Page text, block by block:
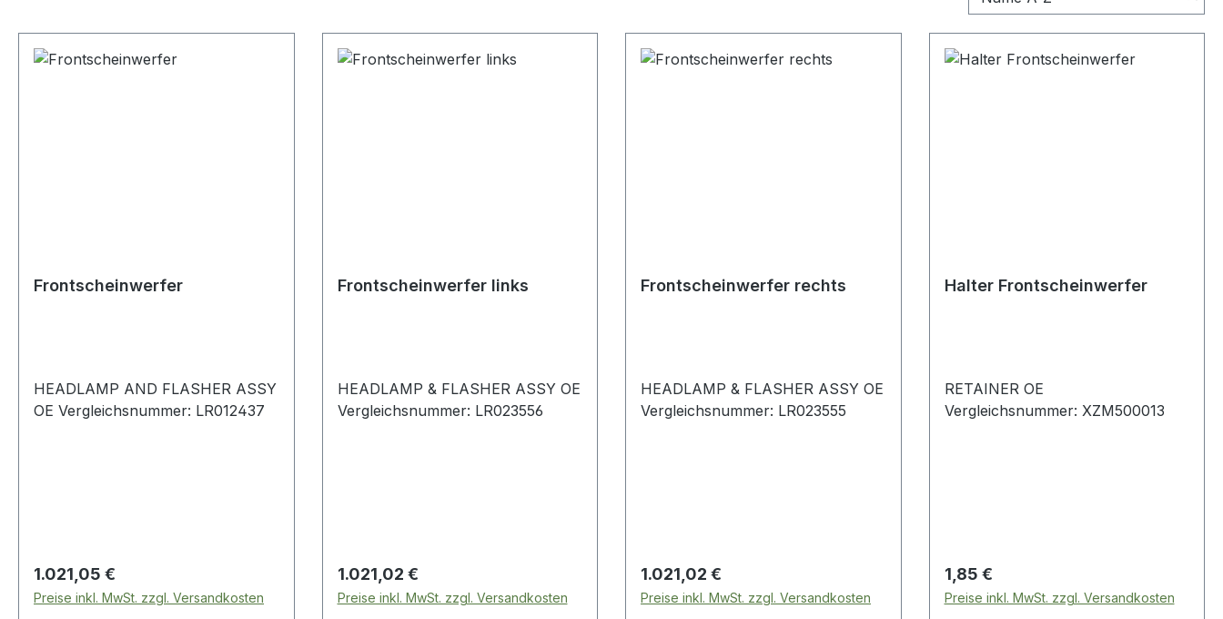
Frontscheinwerfer
HEADLAMP AND FLASHER ASSY
OE Vergleichsnummer: LR012437
Regulärer Preis:
1.021,05 €
Preise inkl. MwSt. zzgl. Versandkosten
Frontscheinwerfer links
HEADLAMP & FLASHER ASSY OE
Vergleichsnummer: LR023556
Regulärer Preis:
1.021,02 €
Preise inkl. MwSt. zzgl. Versandkosten
Frontscheinwerfer rechts
HEADLAMP & FLASHER ASSY OE
Vergleichsnummer: LR023555
Regulärer Preis:
1.021,02 €
Preise inkl. MwSt. zzgl. Versandkosten
Halter Frontscheinwerfer
RETAINER OE
Vergleichsnummer: XZM500013
Regulärer Preis:
1,85 €
Preise inkl. MwSt. zzgl. Versandkosten